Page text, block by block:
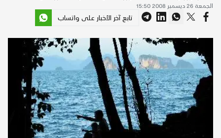
الجمعة 26 ديسمبر 2008 15:50
تابع آخر الأخبار على واتساب